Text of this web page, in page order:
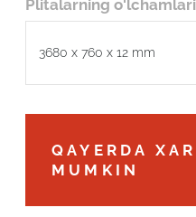
Plitalarning o'lchamlari
3680 x 760 x 12 mm
QAYERDA
MUMKIN
Robot
ARIZANI